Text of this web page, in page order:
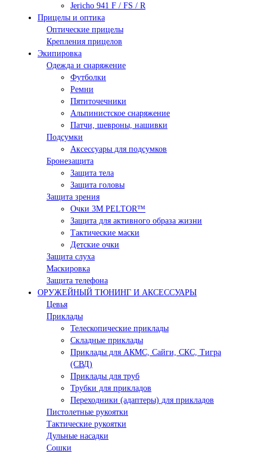
Jericho 941 F / FS / R
Прицелы и оптика
Оптические прицелы
Крепления прицелов
Экипировка
Одежда и снаряжение
Футболки
Ремни
Пятиточечники
Альпинистское снаряжение
Патчи, шевроны, нашивки
Подсумки
Аксессуары для подсумков
Бронезащита
Защита тела
Защита головы
Защита зрения
Очки 3М PELTOR™
Защита для активного образа жизни
Тактические маски
Детские очки
Защита слуха
Маскировка
Защита телефона
ОРУЖЕЙНЫЙ ТЮНИНГ И АКСЕССУАРЫ
Цевья
Приклады
Телескопические приклады
Складные приклады
Приклады для АКМС, Сайги, СКС, Тигра
(СВД)
Приклады для труб
Трубки для прикладов
Переходники (адаптеры) для прикладов
Пистолетные рукоятки
Тактические рукоятки
Дульные насадки
Сошки